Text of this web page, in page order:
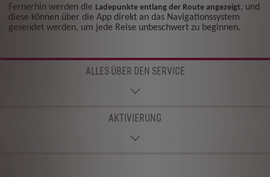
Fernerhin werden die Ladepunkte entlang der Route angezeigt, und
diese können über die App direkt an das Navigationssystem
gesendet werden, um jede Reise unbeschwert zu beginnen.
ALLES ÜBER DEN SERVICE
AKTIVIERUNG